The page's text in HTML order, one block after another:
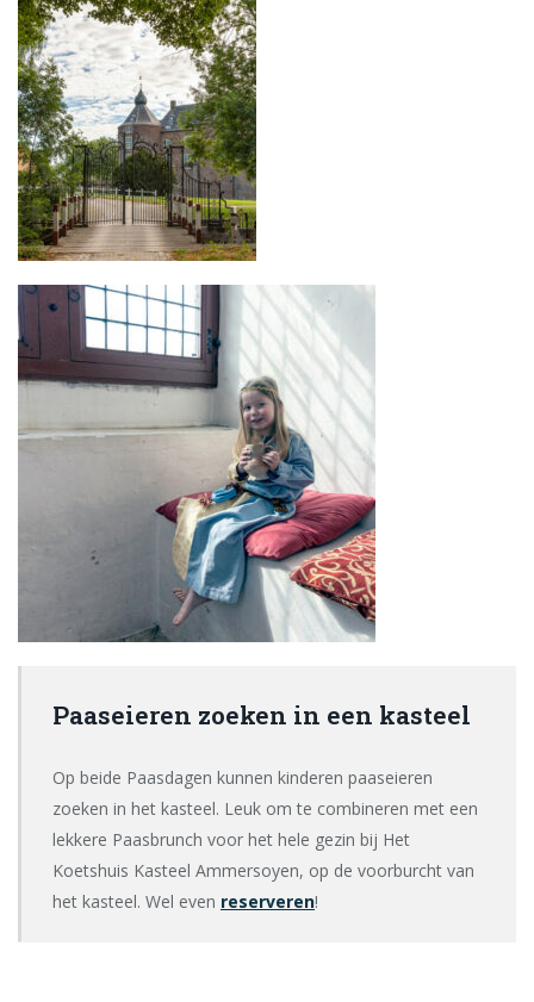
Paaseieren zoeken in een kasteel
Op beide Paasdagen kunnen kinderen paaseieren
zoeken in het kasteel. Leuk om te combineren met een
lekkere Paasbrunch voor het hele gezin bij Het
Koetshuis Kasteel Ammersoyen, op de voorburcht van
het kasteel. Wel even reserveren!